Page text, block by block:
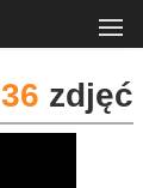
36 zdjęć